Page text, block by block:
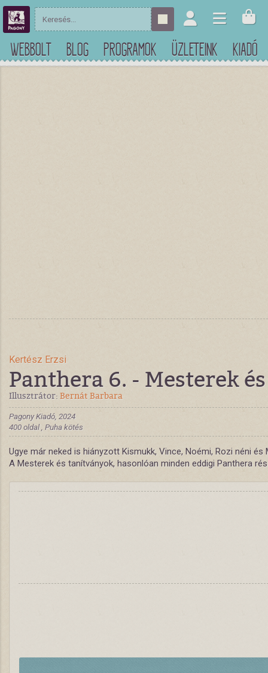
WEBBOLT BLOG PROGRAMOK ÜZLETEINK KIADÓ
Kertész Erzsi
Panthera 6. - Mesterek
Illusztrátor: Bernát Barbara
Pagony Kiadó, 2024
400 oldal , Puha kötés
Ugye már neked is hiányzott Kismukk, Vince, Noémi, Rozi néni
A Mesterek és tanítványok, hasonlóan minden eddigi Panthera